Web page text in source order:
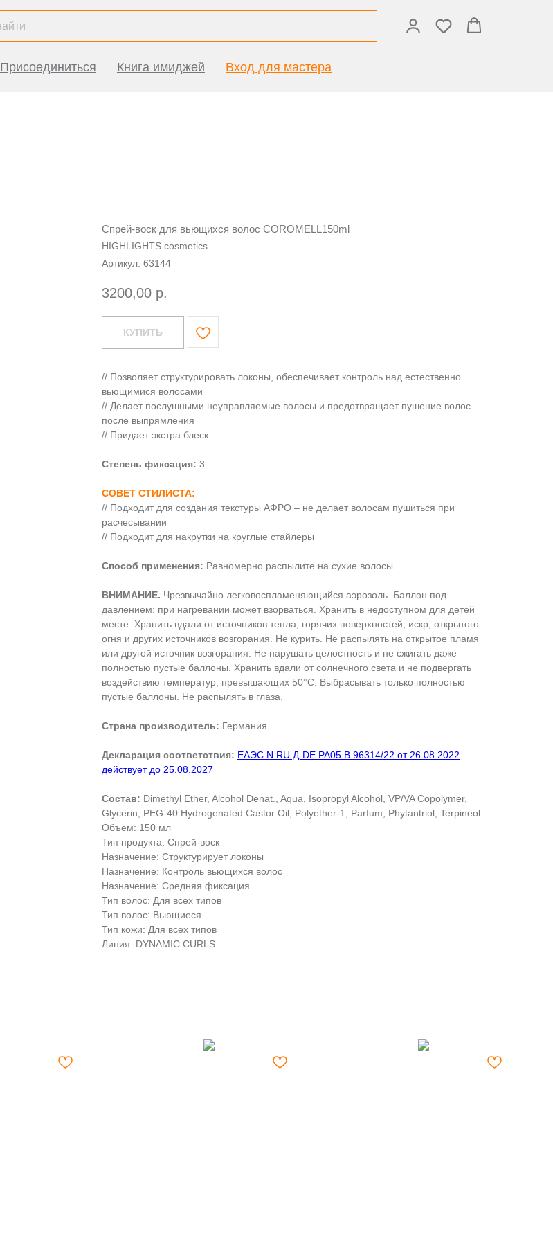
Присоединиться Книга имиджей Вход для мастера
Спрей-воск для вьющихся волос COROMELL150ml
HIGHLIGHTS cosmetics
Артикул: 63144
3200,00 р.
КУПИТЬ
// Позволяет структурировать локоны, обеспечивает контроль над естественно
вьющимися волосами
// Делает послушными неуправляемые волосы и предотвращает пушение волос
после выпрямления
// Придает экстра блеск
Степень фиксация: 3
СОВЕТ СТИЛИСТА:
// Подходит для создания текстуры АФРО – не делает волосам пушиться при
расчесывании
// Подходит для накрутки на круглые стайлеры
Способ применения: Равномерно распылите на сухие волосы.
ВНИМАНИЕ. Чрезвычайно легковоспламеняющийся аэрозоль. Баллон под
давлением: при нагревании может взорваться. Хранить в недоступном для детей
месте. Хранить вдали от источников тепла, горячих поверхностей, искр, открытого
огня и других источников возгорания. Не курить. Не распылять на открытое пламя
или другой источник возгорания. Не нарушать целостность и не сжигать даже
полностью пустые баллоны. Хранить вдали от солнечного света и не подвергать
воздействию температур, превышающих 50°C. Выбрасывать только полностью
пустые баллоны. Не распылять в глаза.
Страна производитель: Германия
Декларация соответствия: ЕАЭС N RU Д-DE.РА05.В.96314/22 от 26.08.2022
действует до 25.08.2027
Состав: Dimethyl Ether, Alcohol Denat., Aqua, Isopropyl Alcohol, VP/VA Copolymer,
Glycerin, PEG-40 Hydrogenated Castor Oil, Polyether-1, Parfum, Phytantriol, Terpineol.
Объем: 150 мл
Тип продукта: Спрей-воск
Назначение: Структурирует локоны
Назначение: Контроль вьющихся волос
Назначение: Средняя фиксация
Тип волос: Для всех типов
Тип волос: Вьющиеся
Тип кожи: Для всех типов
Линия: DYNAMIC CURLS